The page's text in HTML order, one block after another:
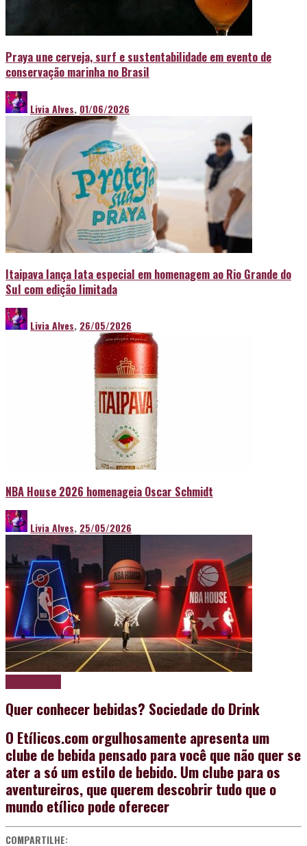
Praya une cerveja, surf e sustentabilidade em evento de
conservação marinha no Brasil
Livia Alves, 01/06/2026
Itaipava lança lata especial em homenagem ao Rio Grande do
Sul com edição limitada
Livia Alves, 26/05/2026
NBA House 2026 homenageia Oscar Schmidt
Livia Alves, 25/05/2026
Quer conhecer bebidas? Sociedade do Drink
O Etílicos.com orgulhosamente apresenta um
clube de bebida pensado para você que não quer se
ater a só um estilo de bebido. Um clube para os
aventureiros, que querem descobrir tudo que o
mundo etílico pode oferecer
COMPARTILHE: